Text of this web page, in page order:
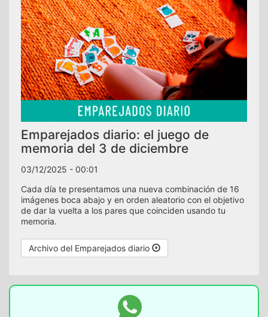
Emparejados diario: el juego de
memoria del 3 de diciembre
03/12/2025 - 00:01
Cada día te presentamos una nueva combinación de 16
imágenes boca abajo y en orden aleatorio con el objetivo
de dar la vuelta a los pares que coinciden usando tu
memoria.
Archivo del Emparejados diario